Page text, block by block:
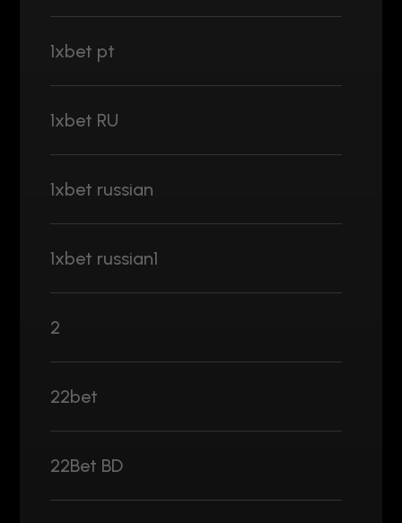
1xbet pt
1xbet RU
1xbet russian
1xbet russian1
2
22bet
22Bet BD